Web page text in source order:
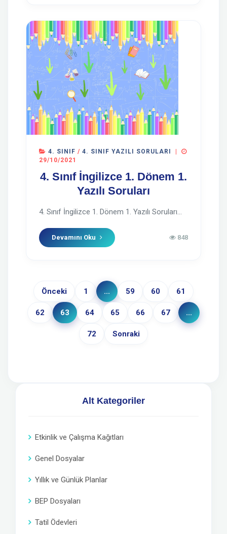
4. SINIF / 4. SINIF YAZILI SORULARI
29/10/2021
4. Sınıf İngilizce 1. Dönem 1.
Yazılı Soruları
4. Sınıf İngilizce 1. Dönem 1. Yazılı Soruları...
Devamını Oku 848
Önceki 1 ... 59 60 61
62 63 64 65 66 67 ...
72 Sonraki
Alt Kategoriler
Etkinlik ve Çalışma Kağıtları
Genel Dosyalar
Yıllık ve Günlük Planlar
BEP Dosyaları
Tatil Ödevleri